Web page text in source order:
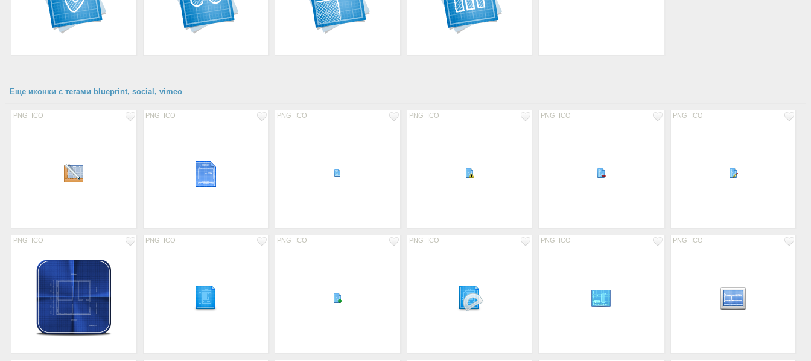
Еще иконки с тегами blueprint, social, vimeo
PNG ICO PNG ICO PNG ICO PNG ICO PNG ICO PNG ICO
PNG ICO PNG ICO PNG ICO PNG ICO PNG ICO PNG ICO